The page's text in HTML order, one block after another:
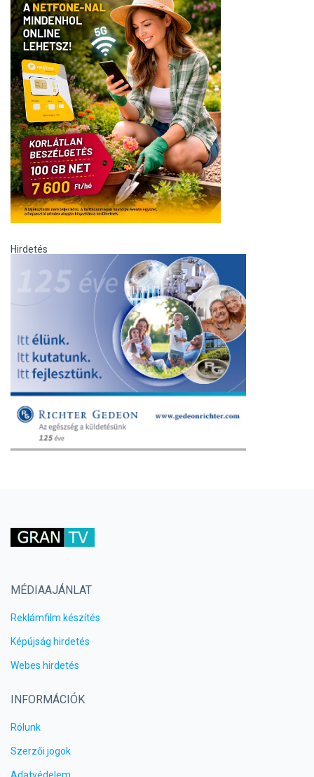
Hirdetés
MÉDIAAJÁNLAT
Reklámfilm készítés
Képújság hirdetés
Webes hirdetés
INFORMÁCIÓK
Rólunk
Szerzői jogok
Adatvédelem